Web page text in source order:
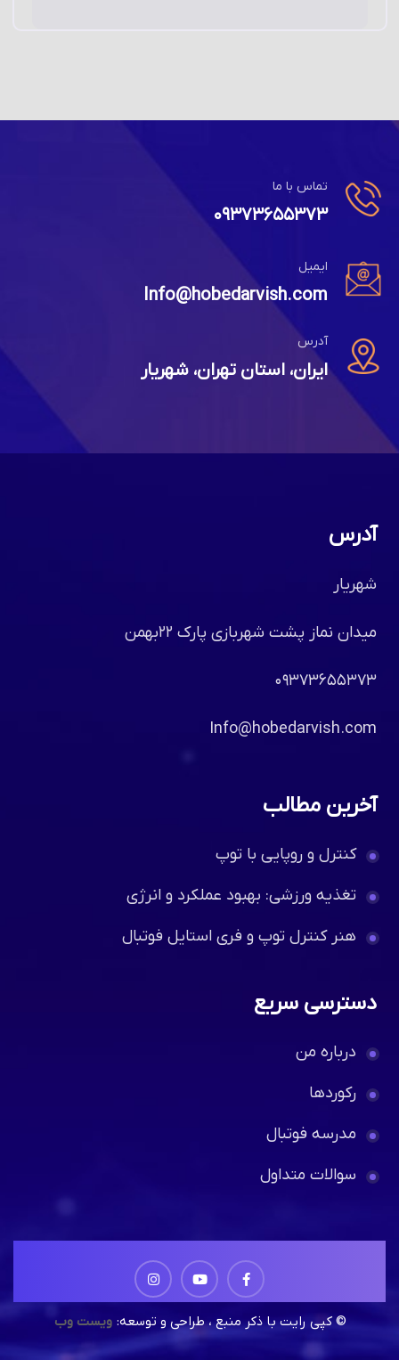
تماس با ما
۰۹۳۷۳۶۵۵۳۷۳
ایمیل
Info@hobedarvish.com
آدرس
ایران، استان تهران، شهریار
آدرس
شهریار
میدان نماز پشت شهربازی پارک ۲۲بهمن
۰۹۳۷۳۶۵۵۳۷۳
Info@hobedarvish.com
آخرین مطالب
کنترل و روپایی با توپ
تغذیه ورزشی: بهبود عملکرد و انرژی
هنر کنترل توپ و فری استایل فوتبال
دسترسی سریع
درباره من
رکوردها
مدرسه فوتبال
سوالات متداول
© کپی رایت با ذکر منبع ، طراحی و توسعه: ویست وب